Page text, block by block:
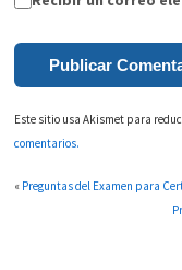
Este sitio usa Akismet para
comentarios.
« Preguntas del Examen para